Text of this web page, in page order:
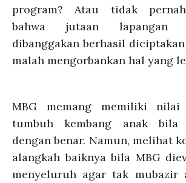
program? Atau tidak
bahwa jutaan lapangan
dibanggakan berhasil
malah mengorbankan hal yang
MBG memang memiliki
tumbuh kembang anak bila
dengan benar. Namun, melihat
alangkah baiknya bila MBG
menyeluruh agar tak mubazir